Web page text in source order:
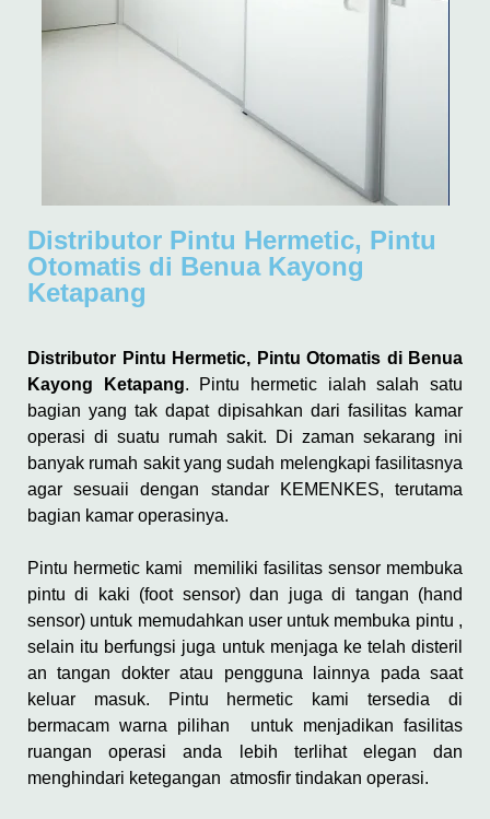
Distributor Pintu Hermetic, Pintu
Otomatis di Benua Kayong
Ketapang
Distributor Pintu Hermetic, Pintu Otomatis di Benua
Kayong Ketapang. Pintu hermetic ialah salah satu
bagian yang tak dapat dipisahkan dari fasilitas kamar
operasi di suatu rumah sakit. Di zaman sekarang ini
banyak rumah sakit yang sudah melengkapi fasilitasnya
agar sesuaii dengan standar KEMENKES, terutama
bagian kamar operasinya.
Pintu hermetic kami memiliki fasilitas sensor membuka
pintu di kaki (foot sensor) dan juga di tangan (hand
sensor) untuk memudahkan user untuk membuka pintu ,
selain itu berfungsi juga untuk menjaga ke telah disteril
an tangan dokter atau pengguna lainnya pada saat
keluar masuk. Pintu hermetic kami tersedia di
bermacam warna pilihan untuk menjadikan fasilitas
ruangan operasi anda lebih terlihat elegan dan
menghindari ketegangan atmosfir tindakan operasi.